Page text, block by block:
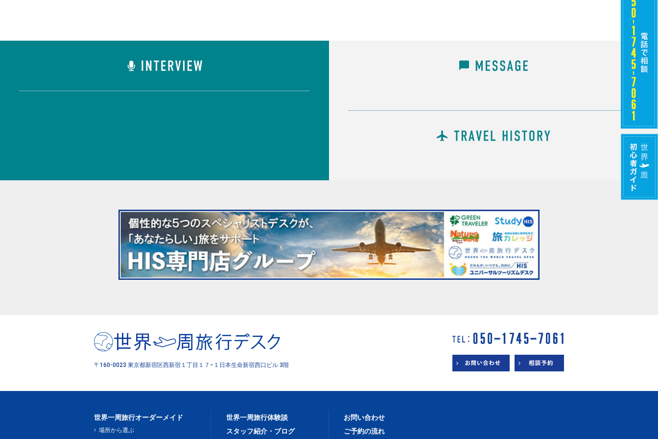
〒160-0023 東京都新宿区西新宿１丁目１７−１ 日本生命新宿西口ビル 3階
世界一周旅行オーダーメイド
場所から選ぶ
世界一周旅行体験談
スタッフ紹介・ブログ
お問い合わせ
ご予約の流れ